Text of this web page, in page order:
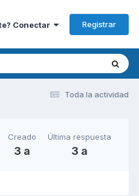
Conectar Registrar
Toda la actividad
Creado
3 a
Última respuesta
3 a